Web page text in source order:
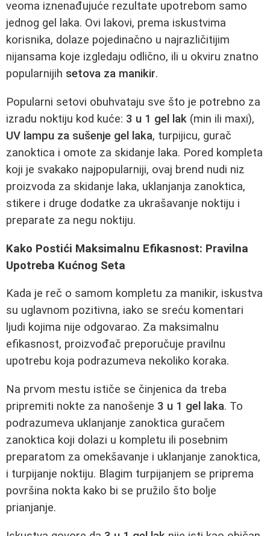
veoma iznenađujuće rezultate upotrebom samo
jednog gel laka. Ovi lakovi, prema iskustvima
korisnika, dolaze pojedinačno u najrazličitijim
nijansama koje izgledaju odlično, ili u okviru znatno
popularnijih setova za manikir.
Popularni setovi obuhvataju sve što je potrebno za
izradu noktiju kod kuće: 3 u 1 gel lak (min ili maxi),
UV lampu za sušenje gel laka, turpijicu, gurač
zanoktica i omote za skidanje laka. Pored kompleta
koji je svakako najpopularniji, ovaj brend nudi niz
proizvoda za skidanje laka, uklanjanja zanoktica,
stikere i druge dodatke za ukrašavanje noktiju i
preparate za negu noktiju.
Kako Postići Maksimalnu Efikasnost: Pravilna
Upotreba Kućnog Seta
Kada je reč o samom kompletu za manikir, iskustva
su uglavnom pozitivna, iako se sreću komentari
ljudi kojima nije odgovarao. Za maksimalnu
efikasnost, proizvođač preporučuje pravilnu
upotrebu koja podrazumeva nekoliko koraka.
Na prvom mestu ističe se činjenica da treba
pripremiti nokte za nanošenje 3 u 1 gel laka. To
podrazumeva uklanjanje zanoktica guračem
zanoktica koji dolazi u kompletu ili posebnim
preparatom za omekšavanje i uklanjanje zanoktica,
i turpijanje noktiju. Blagim turpijanjem se priprema
površina nokta kako bi se pružilo što bolje
prianjanje.